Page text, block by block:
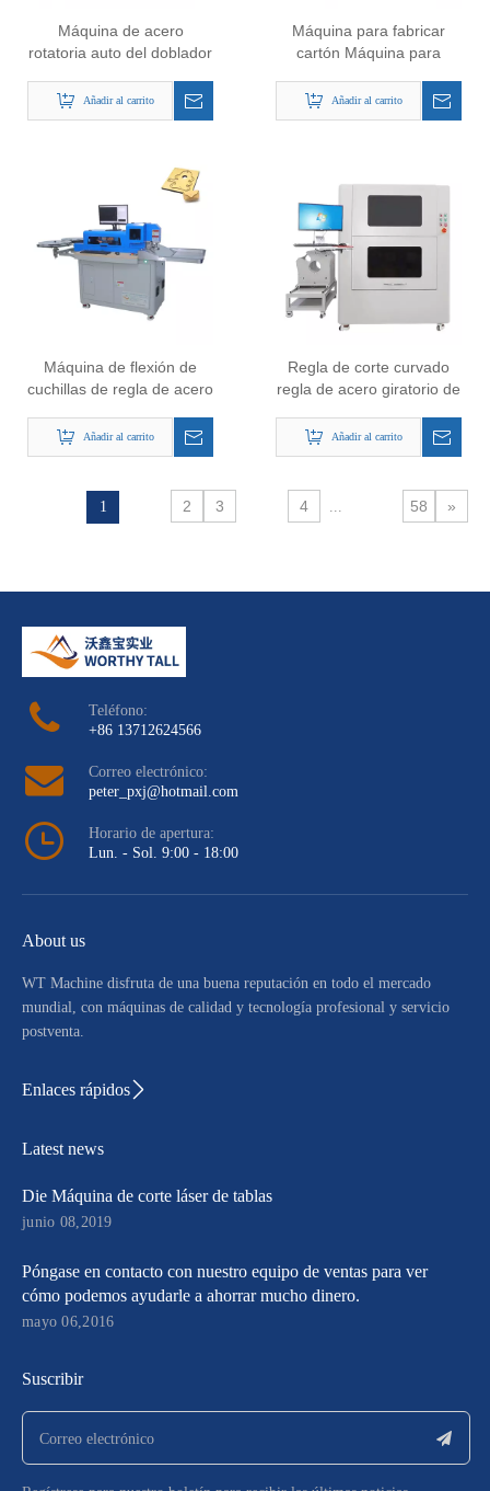
Máquina de acero
rotatoria auto del doblador
fabricación de cajas
acanaladas
Añadir al carrito
Máquina para fabricar
cartón Máquina para
redondo rotativo
automático
Añadir al carrito
Máquina de flexión de
cuchillas de regla de acero
industria de corte de
plástico
Añadir al carrito
Regla de corte curvado
regla de acero giratorio de
la hoja de doblado para
cartón
Añadir al carrito
1 2 3 4 ... 58 »
Teléfono:
+86 13712624566
Correo electrónico:
peter_pxj@hotmail.com
Horario de apertura:
Lun. - Sol. 9:00 - 18:00
About us
WT Machine disfruta de una buena reputación en todo el mercado
mundial, con máquinas de calidad y tecnología profesional y servicio
postventa.
Enlaces rápidos
Latest news
Die Máquina de corte láser de tablas
junio 08,2019
Póngase en contacto con nuestro equipo de ventas para ver
cómo podemos ayudarle a ahorrar mucho dinero.
mayo 06,2016
Suscribir